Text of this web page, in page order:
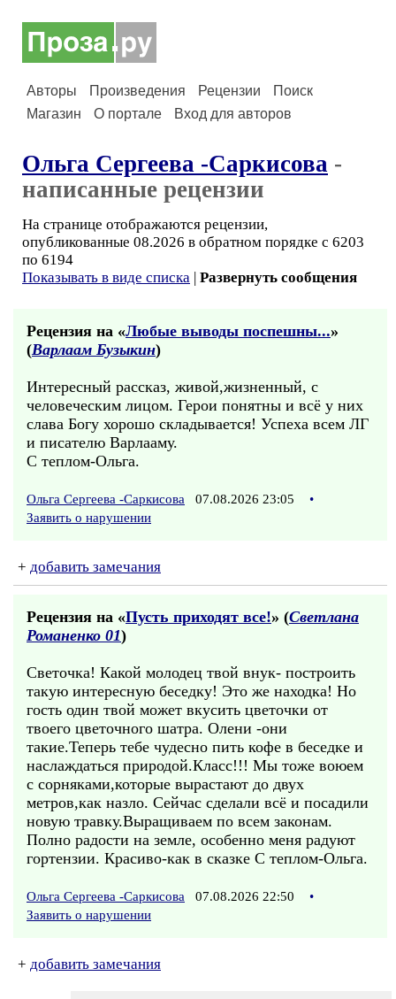
Авторы Произведения Рецензии
Поиск
Магазин
О портале Вход для авторов
Ольга Сергеева -Саркисова -
написанные рецензии
На странице отображаются рецензии,
опубликованные 08.2026 в обратном порядке с 6203
по 6194
Показывать в виде списка | Развернуть сообщения
Рецензия на «Любые выводы поспешны...»
(Варлаам Бузыкин)
Интересный рассказ, живой,жизненный, с
человеческим лицом. Герои понятны и всё у них
слава Богу хорошо складывается! Успеха всем ЛГ
и писателю Варлааму.
С теплом-Ольга.
Ольга Сергеева -Саркисова 07.08.2026 23:05
•
Заявить о нарушении
+ добавить замечания
Рецензия на «Пусть приходят все!» (Светлана
Романенко 01)
Светочка! Какой молодец твой внук- построить
такую интересную беседку! Это же находка! Но
гость один твой может вкусить цветочки от
твоего цветочного шатра. Олени -они
такие.Теперь тебе чудесно пить кофе в беседке и
наслаждаться природой.Класс!!! Мы тоже воюем
с сорняками,которые вырастают до двух
метров,как назло. Сейчас сделали всё и посадили
новую травку.Выращиваем по всем законам.
Полно радости на земле, особенно меня радуют
гортензии. Красиво-как в сказке С теплом-Ольга.
Ольга Сергеева -Саркисова 07.08.2026 22:50
•
Заявить о нарушении
+ добавить замечания